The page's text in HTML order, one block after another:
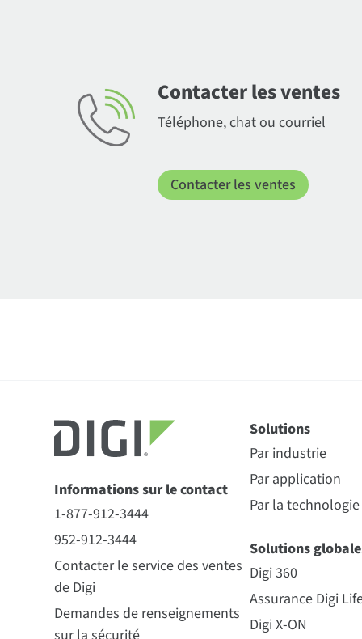
Contacter les ventes
Téléphone, chat ou courriel
Contacter les ventes
Informations sur le contact
1-877-912-3444
952-912-3444
Contacter le service des ventes
de Digi
Demandes de renseignements
Solutions
Par industrie
Par application
Par la technologie
Solutions
Digi 360
Assurance Digi
Digi X-ON